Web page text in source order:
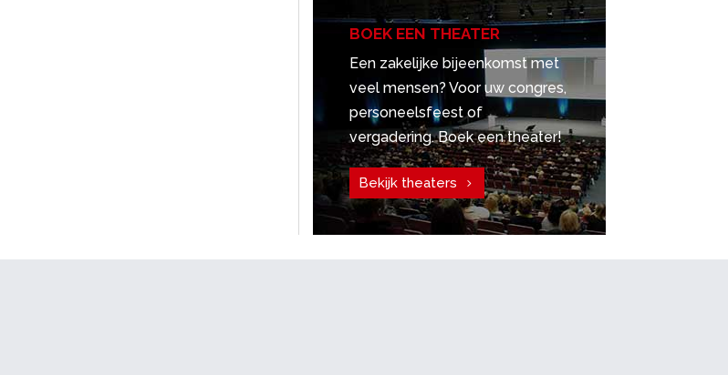
BOEK EEN THEATER
Een zakelijke bijeenkomst met
veel mensen? Voor uw congres,
personeelsfeest of
vergadering. Boek een theater!
Bekijk theaters